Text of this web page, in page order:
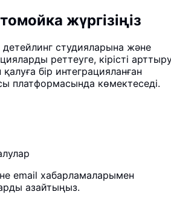
жүргізіңіз
студияларына және
реттеуге, кірісті
бір интеграцияланған
платформасында көмектеседі.
email хабарламаларымен
азайтыңыз.